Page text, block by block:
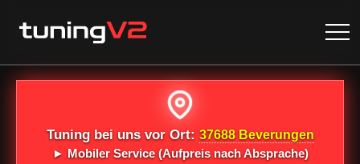
Tuning bei uns vor Ort: 37688 Beverungen
► Mobiler Service(Aufpreis nach Absprache)